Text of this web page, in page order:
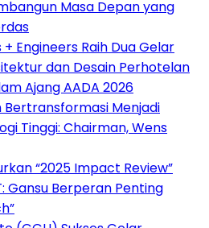
Masa Depan yang
Engineers Raih Dua Gelar
dan Desain Perhotelan
Ajang AADA 2026
Menjadi
Tinggi: Chairman, Wens
“2025 Impact Review”
Gansu Berperan Penting